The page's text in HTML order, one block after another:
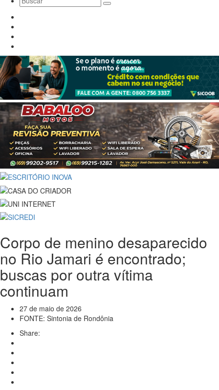
Corpo de menino desaparecido
no Rio Jamari é encontrado;
buscas por outra vítima
continuam
27 de maio de 2026
FONTE: Sintonia de Rondônia
Share: